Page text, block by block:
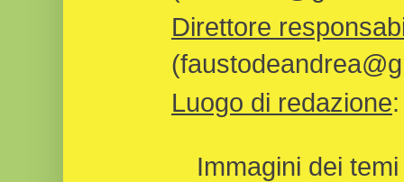
Direttore
Luogo di redazione
Immagini dei